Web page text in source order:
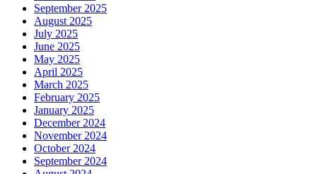
September 2025
August 2025
July 2025
June 2025
May 2025
April 2025
March 2025
February 2025
January 2025
December 2024
November 2024
October 2024
September 2024